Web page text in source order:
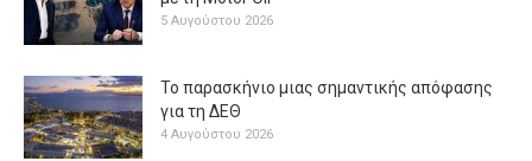
5 Αυγούστου 2026
Το παρασκήνιο μιας σημαντικής απόφασης
για τη ΔΕΘ
4 Αυγούστου 2026